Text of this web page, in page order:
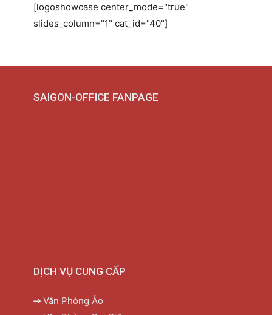
[logoshowcase center_mode="true"
slides_column="1" cat_id="40"]
SAIGON-OFFICE FANPAGE
DỊCH VỤ CUNG CẤP
Văn Phòng Ảo